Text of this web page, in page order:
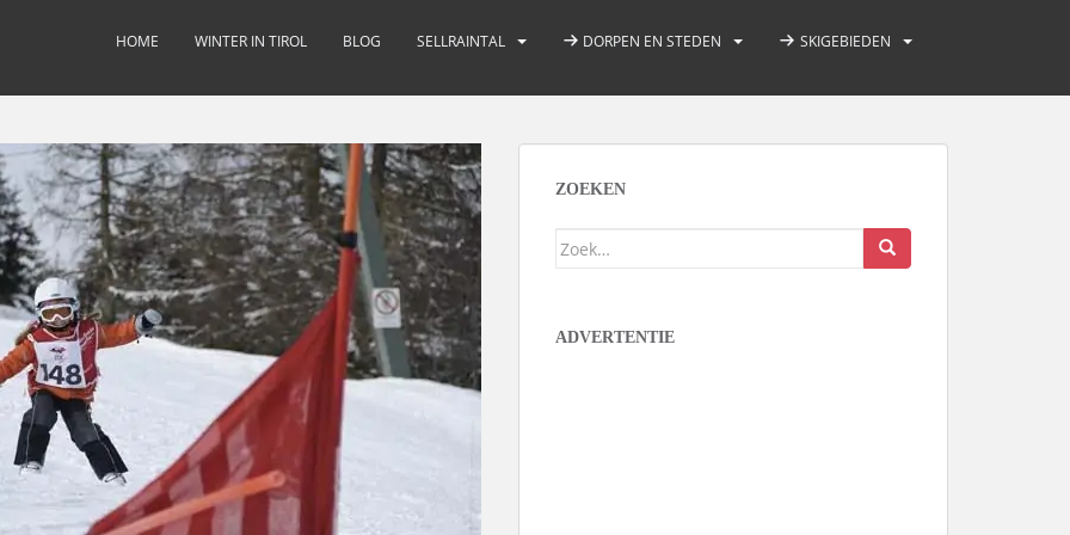
HOME WINTER IN TIROL BLOG SELLRAINTAL DORPEN EN STEDEN SKIGEBIEDEN
ZOEKEN
Zoek
ADVERTENTIE